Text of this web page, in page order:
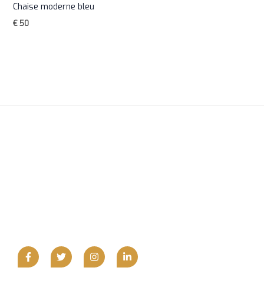
Chaise moderne bleu
€50